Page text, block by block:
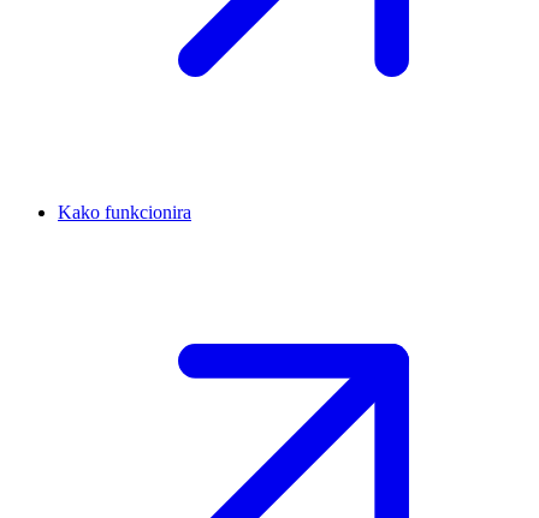
Kako funkcionira